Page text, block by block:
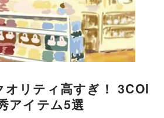
リティ高すぎ！ 3COI
アイテム5選